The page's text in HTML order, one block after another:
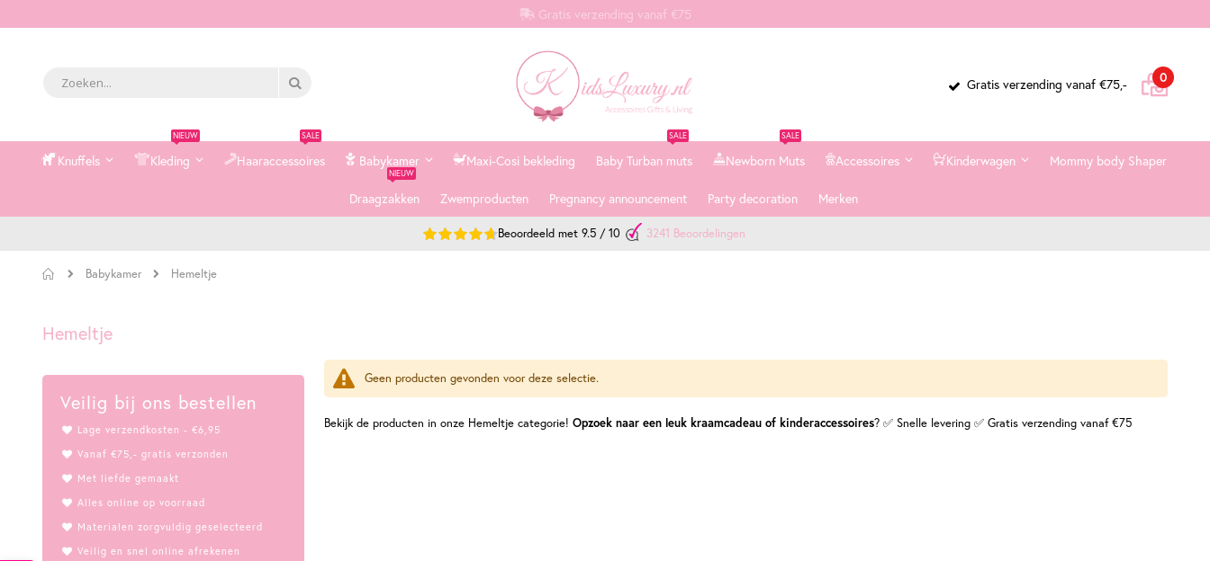
Gratis verzending vanaf €75
Cart
0items
Gratis verzending vanaf €75,-
Knuffels Kleding
NIEUW
Haaraccessoires
SALE
Babykamer Maxi-Cosi bekleding Baby Turban muts
SALE
Newborn Muts
SALE
Accessoires Kinderwagen Mommy body Shaper
Draagzakken
NIEUW
Zwemproducten Pregnancy announcement Party decoration Merken
Beoordeeld met 9.5/10 3241 Beoordelingen
HomeBabykamer Hemeltje
Hemeltje
Geen producten gevonden voor deze selectie.
Bekijk de producten in onze Hemeltje categorie! Opzoek naar een leuk kraamcadeau of kinderaccessoires? ✅ Snelle levering ✅ Gratis verzending vanaf €75
Veilig bij ons bestellen
Lage verzendkosten - €6,95
Vanaf €75,- gratis verzonden
Met liefde gemaakt
Alles online op voorraad
Materialen zorgvuldig geselecteerd
Veilig en snel online afrekenen